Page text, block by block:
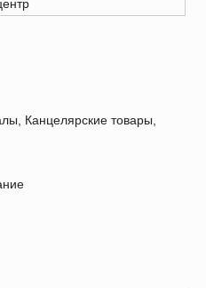
Канцелярские товары,